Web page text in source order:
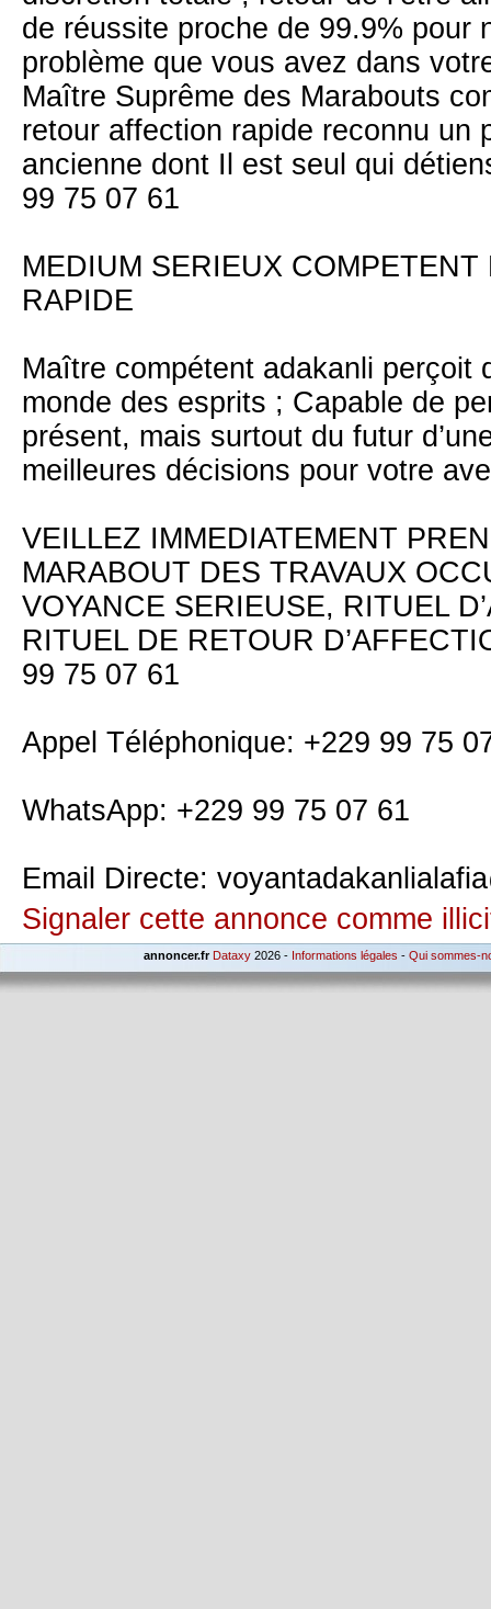
de réussite proche de 99.9% pour
problème que vous avez dans
Maître Suprême des Marabouts
retour affection rapide reconnu un
ancienne dont Il est seul qui
99 75 07 61
MEDIUM SERIEUX
RAPIDE
Maître compétent adakanli perçoit
monde des esprits ; Capable de
présent, mais surtout du futur
meilleures décisions pour votre
VEILLEZ IMMEDIATEMENT
MARABOUT DES TRAVAUX
VOYANCE SERIEUSE, RITUEL
RITUEL DE RETOUR
99 75 07 61
Appel Téléphonique: +229 99 75
WhatsApp: +229 99 75 07 61
Email Directe:
Signaler cette annonce comme
annoncer.fr Dataxy 2026 - Informations légales - Qui sommes-